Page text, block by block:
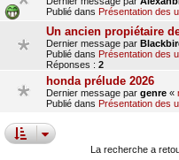
Publié dans Présentation des
Un ancien propiétaire
Dernier message par
Publié dans Présentation des
Réponses : 2
honda prélude 2026
Dernier message par genre «
Publié dans Présentation des
La recherche a